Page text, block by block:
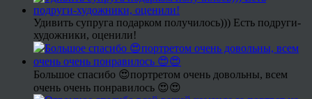
Удивить супруга подарком получилось))) Есть подруги-
художники, оценили!
Большое спасибо 😍портретом очень довольны, всем
очень очень понравилось 😍😍